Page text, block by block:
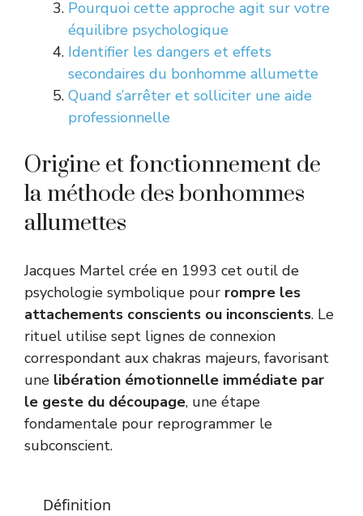
Pourquoi cette approche agit sur votre
équilibre psychologique
Identifier les dangers et effets
secondaires du bonhomme allumette
Quand s’arrêter et solliciter une aide
professionnelle
Origine et fonctionnement de
la méthode des bonhommes
allumettes
Jacques Martel crée en 1993 cet outil de
psychologie symbolique pour rompre les
attachements conscients ou inconscients. Le
rituel utilise sept lignes de connexion
correspondant aux chakras majeurs, favorisant
une libération émotionnelle immédiate par
le geste du découpage, une étape
fondamentale pour reprogrammer le
subconscient.
Définition